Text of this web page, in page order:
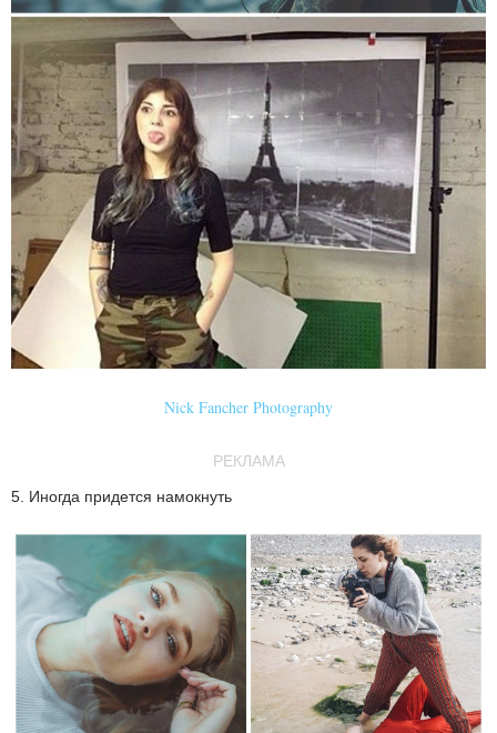
Nick Fancher Photography
РЕКЛАМА
5. Иногда придется намокнуть